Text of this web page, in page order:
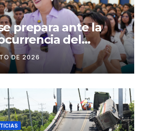
prepara ante la
del
de El Niño:
Nacional capacita a
DE 2026